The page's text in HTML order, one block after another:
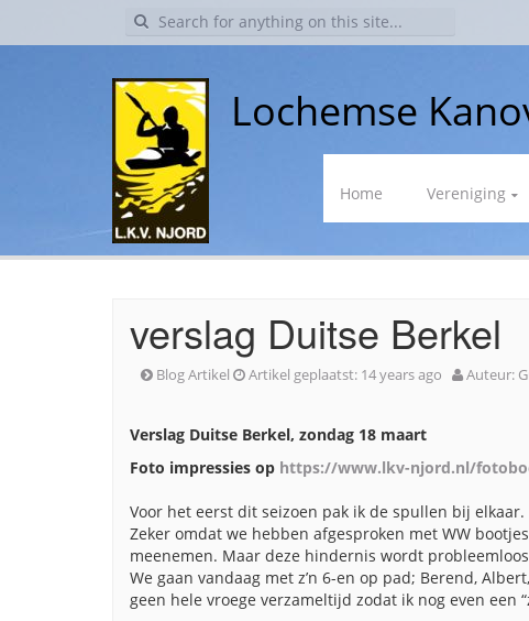
Search
Lochemse
Skip
Home Vereniging
verslag Duitse Berkel
Blog Artikel Artikel geplaatst: 14 years ago Auteur:
Verslag Duitse Berkel, zondag 18 maart
Foto impressies op https://www.lkv-njord.nl/
Voor het eerst dit seizoen pak ik de spullen bij
Zeker omdat we hebben afgesproken met WW
meenemen. Maar deze hindernis wordt
We gaan vandaag met z’n 6-en op pad; Berend,
geen hele vroege verzameltijd zodat ik nog even een